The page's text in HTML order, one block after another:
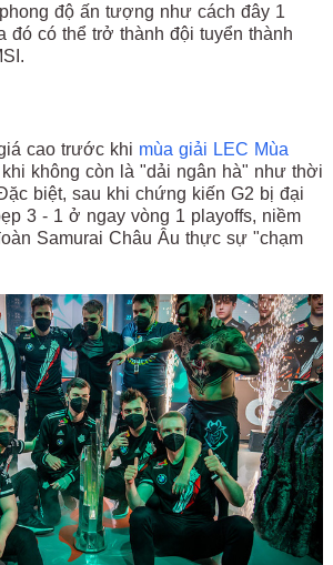
độ ấn tượng như cách đây 1
đó có thể trở thành đội tuyển thành
cao trước khi mùa giải LEC Mùa
không còn là "dải ngân hà" như thời
biệt, sau khi chứng kiến G2 bị đại
3 - 1 ở ngay vòng 1 playoffs, niềm
Samurai Châu Âu thực sự "chạm